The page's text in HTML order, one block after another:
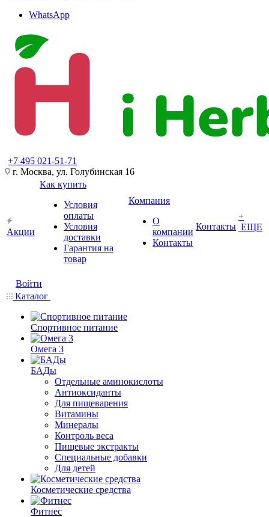
WhatsApp
+7 495 021-51-71
г. Москва, ул. Голубинская 16
Акции
Как купить
Условия
оплаты
Условия
доставки
Гарантия на
товар
Компания
О
компании
Контакты
Контакты
+
ЕЩЕ
Войти
Каталог
Спортивное питание
Омега 3
БАДы
Отдельные аминокислоты
Антиоксиданты
Для пищеварения
Витамины
Минералы
Контроль веса
Пищевые экстракты
Специальные добавки
Для детей
Косметические средства
Фитнес